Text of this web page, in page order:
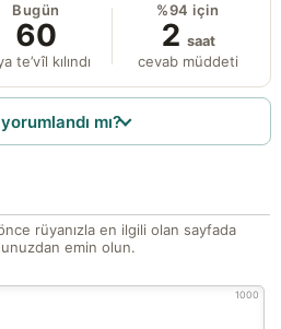
Bugün
60
te’vîl kılındı
%94 için
2 saat
cevab müddeti
mı?
rüyanızla en ilgili olan sayfada
emin olun.
1000